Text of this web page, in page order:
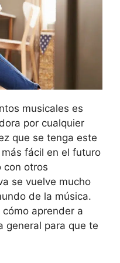
musicales es
por cualquier
que se tenga este
fácil en el futuro
con otros
se vuelve mucho
de la música.
aprender a
general para que te